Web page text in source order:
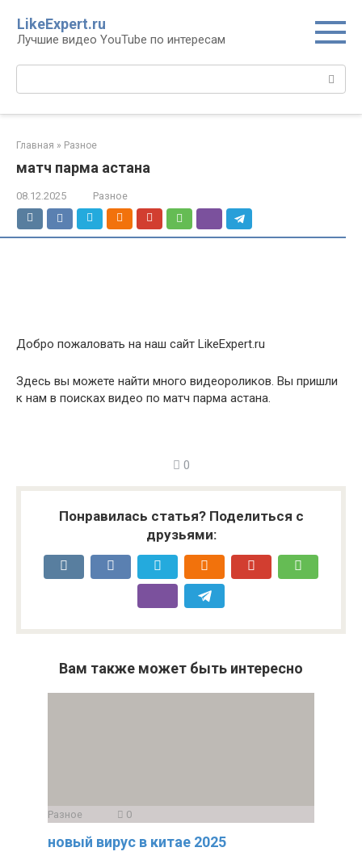
контенту
LikeExpert.ru
Лучшие видео YouTube по интересам
Главная » Разное
матч парма астана
08.12.2025 Разное
Добро пожаловать на наш сайт LikeExpert.ru
Здесь вы можете найти много видеороликов. Вы пришли
к нам в поисках видео по матч парма астана.
0
Понравилась статья? Поделиться с
друзьями:
Вам также может быть интересно
Разное 0
новый вирус в китае 2025